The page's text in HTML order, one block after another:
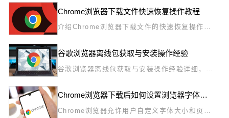
卡顿，提高使用流畅度。
Chrome浏览器下载文件快速恢复操作教程
介绍Chrome浏览器下载文件的快速恢复操作教
程，帮助用户利用断点续传技术顺利恢复下载任
务。
谷歌浏览器离线包获取与安装操作经验
谷歌浏览器离线包获取与安装操作经验详细，结
合方法技巧与实用经验分享，帮助用户在无网络
或特殊环境下顺利完成安装，保证安装包完整、
安全可靠。
Chrome浏览器下载后如何设置浏览器字体和页面缩放
Chrome浏览器允许用户自定义字体大小和页面